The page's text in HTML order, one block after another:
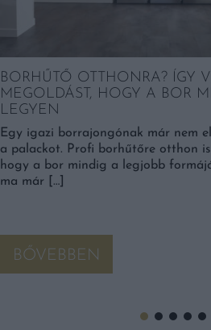
BORHŰTŐ OTTHONRA? ÍGY
MEGOLDÁST, HOGY A BOR
LEGYEN
Egy igazi borrajongónak már nem
a palackot. Profi borhűtőre otthon
hogy a bor mindig a legjobb
ma már […]
BŐVEBBEN